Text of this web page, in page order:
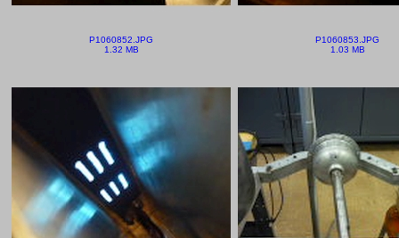
P1060852.JPG
1.32 MB
P1060853.JPG
1.03 MB